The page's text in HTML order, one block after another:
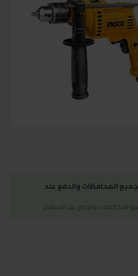
المحافظات والدفع عند
المحافظات والدفع عند الاستلام